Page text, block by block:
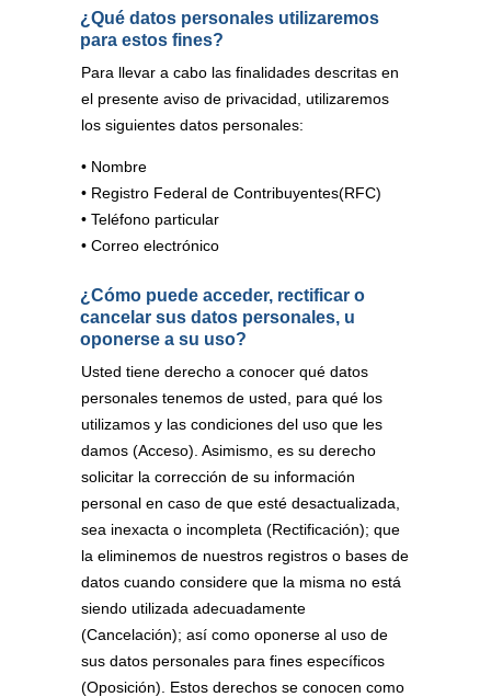
¿Qué datos personales utilizaremos
para estos fines?
Para llevar a cabo las finalidades descritas en
el presente aviso de privacidad, utilizaremos
los siguientes datos personales:
• Nombre
• Registro Federal de Contribuyentes(RFC)
• Teléfono particular
• Correo electrónico
¿Cómo puede acceder, rectificar o
cancelar sus datos personales, u
oponerse a su uso?
Usted tiene derecho a conocer qué datos
personales tenemos de usted, para qué los
utilizamos y las condiciones del uso que les
damos (Acceso). Asimismo, es su derecho
solicitar la corrección de su información
personal en caso de que esté desactualizada,
sea inexacta o incompleta (Rectificación); que
la eliminemos de nuestros registros o bases de
datos cuando considere que la misma no está
siendo utilizada adecuadamente
(Cancelación); así como oponerse al uso de
sus datos personales para fines específicos
(Oposición). Estos derechos se conocen como